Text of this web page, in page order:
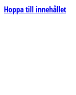
Hoppa till innehållet